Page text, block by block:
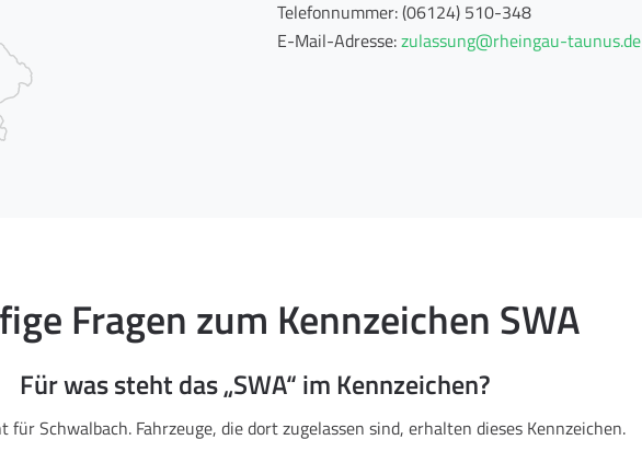
Telefonnummer: (06124) 510-348
E-Mail-Adresse:zulassung@rheingau-taunus.de
Fragen zum Kennzeichen SWA
Für was steht das „SWA“ im Kennzeichen?
für Schwalbach. Fahrzeuge, die dort zugelassen sind, erhalten dieses Kennzeichen.